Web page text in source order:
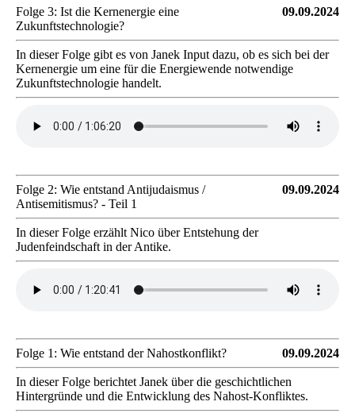
Folge 3: Ist die Kernenergie eine
Zukunftstechnologie?
09.09.2024
In dieser Folge gibt es von Janek Input dazu, ob es sich bei der
Kernenergie um eine für die Energiewende notwendige
Zukunftstechnologie handelt.
Folge 2: Wie entstand Antijudaismus /
Antisemitismus? - Teil 1
09.09.2024
In dieser Folge erzählt Nico über Entstehung der
Judenfeindschaft in der Antike.
Folge 1: Wie entstand der Nahostkonflikt? 09.09.2024
In dieser Folge berichtet Janek über die geschichtlichen
Hintergründe und die Entwicklung des Nahost-Konfliktes.